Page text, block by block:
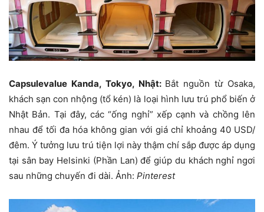
Capsulevalue Kanda, Tokyo, Nhật: Bắt nguồn từ Osaka,
khách sạn con nhộng (tổ kén) là loại hình lưu trú phổ biến ở
Nhật Bản. Tại đây, các “ống nghỉ” xếp cạnh và chồng lên
nhau để tối đa hóa không gian với giá chỉ khoảng 40 USD/
đêm. Ý tưởng lưu trú tiện lợi này thậm chí sắp được áp dụng
tại sân bay Helsinki (Phần Lan) để giúp du khách nghỉ ngơi
sau những chuyến đi dài. Ảnh: Pinterest